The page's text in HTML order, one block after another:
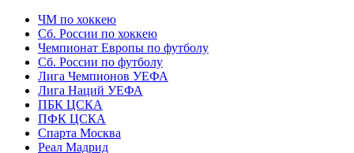
ЧМ по хоккею
Сб. России по хоккею
Чемпионат Европы по футболу
Сб. России по футболу
Лига Чемпионов УЕФА
Лига Наций УЕФА
ПБК ЦСКА
ПФК ЦСКА
Спарта Москва
Реал Мадрид